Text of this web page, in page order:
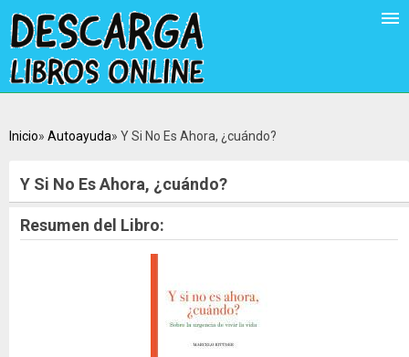
Inicio Autoayuda Y Si No Es Ahora, ¿cuándo?
Y Si No Es Ahora, ¿cuándo?
Resumen del Libro: